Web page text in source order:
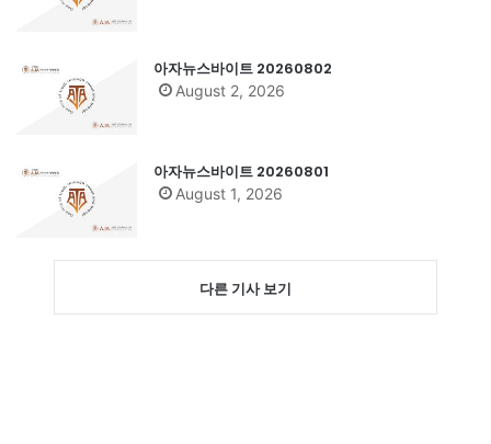
아자뉴스바이트 20260802
August 2, 2026
아자뉴스바이트 20260801
August 1, 2026
다른 기사 보기